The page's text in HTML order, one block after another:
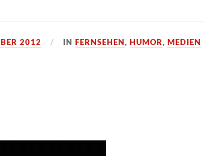
2012 INFERNSEHEN,HUMOR,MEDIEN